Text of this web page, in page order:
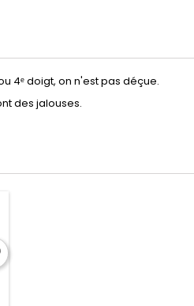
4ᵉ doigt, on n'est pas déçue.
des jalouses.